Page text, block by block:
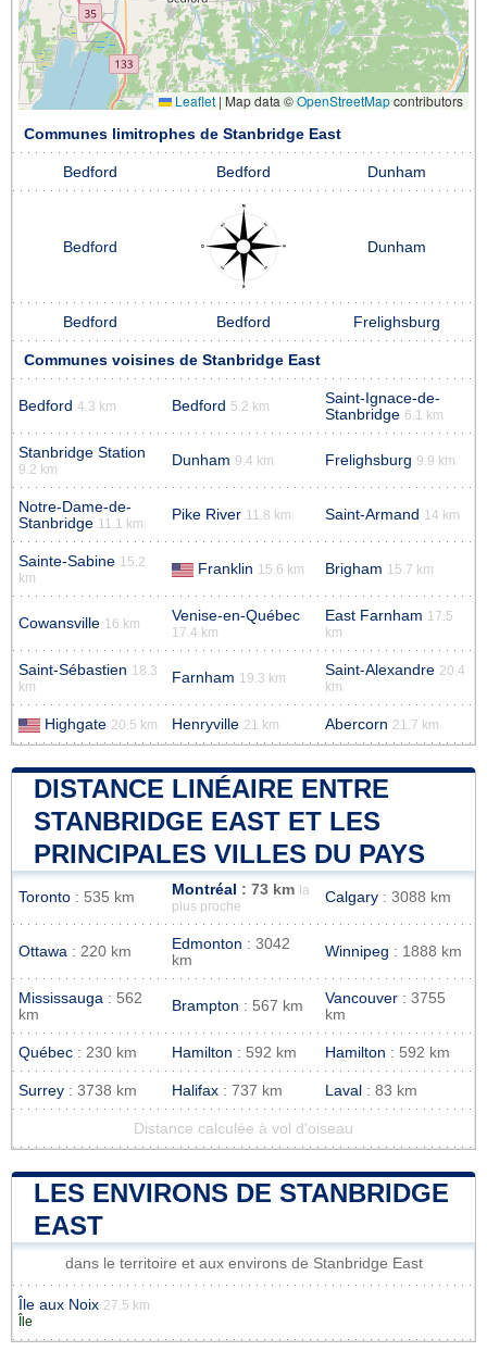
Leaflet | Map data ©OpenStreetMapcontributors
Communes limitrophes de Stanbridge East
Bedford Bedford Dunham
Bedford Dunham
Bedford Bedford Frelighsburg
Communes voisines de Stanbridge East
Bedford 4.3 km Bedford 5.2 km
Saint-Ignace-de-
Stanbridge 6.1 km
Stanbridge Station
9.2 km
Dunham 9.4 km Frelighsburg 9.9 km
Notre-Dame-de-
Stanbridge 11.1 km
Pike River 11.8 km Saint-Armand 14 km
Sainte-Sabine 15.2
km
Franklin 15.6 km Brigham 15.7 km
Cowansville 16 km Venise-en-Québec
17.4 km
East Farnham 17.5
km
Saint-Sébastien 18.3
km
Farnham 19.3 km Saint-Alexandre 20.4
km
Highgate 20.5 km Henryville 21 km Abercorn 21.7 km
DISTANCE LINÉAIRE ENTRE
STANBRIDGE EAST ET LES
PRINCIPALES VILLES DU PAYS
Toronto : 535 km Montréal : 73 km
la
plus proche
Calgary : 3088 km
Ottawa : 220 km Edmonton : 3042
km
Winnipeg : 1888 km
Mississauga : 562
km
Brampton : 567 km Vancouver : 3755
km
Québec : 230 km Hamilton : 592 km Hamilton : 592 km
Surrey : 3738 km Halifax : 737 km Laval : 83 km
Distance calculée à vol d'oiseau
LES ENVIRONS DE STANBRIDGE
EAST
dans le territoire et aux environs de Stanbridge East
Île aux Noix 27.5 km
Île